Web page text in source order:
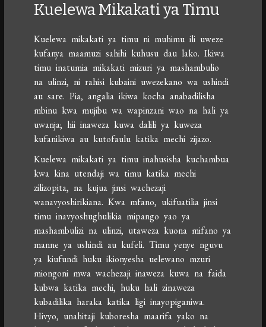
Kuelewa Mikakati ya Timu
Kuelewa mikakati ya timu ni muhimu ili uweze
kufanya maamuzi sahihi kuhusu dau lako. Ikiwa
timu inatumia mikakati mizuri ya mashambulio
na ulinzi, ni rahisi kubaini uwezekano wa ushindi
au sare. Pia, angalia ikiwa kocha anabadilisha
mbinu kwa mujibu wa wapinzani wao na hali ya
uwanja; hii inaweza kuwa dalili ya kuweza
kufanikiwa au kutofaulu katika mechi zijazo.
Kuelewa mikakati ya timu inahusisha kuchambua
kwa kina utendaji wa timu katika mechi
zilizopita, na kujua jinsi wachezaji
wanavyoshirikiana. Kwa mfano, ukifuatilia jinsi
timu inavyoshughulikia mipango yao ya
mashambulizi na ulinzi, utaweza kuona mifano ya
manne ya ushindi au kufeli. Timu yenye nguvu
ya kiufundi huku ikionyesha uelewano mzuri
miongoni mwa wachezaji inaweza kuwa na faida
kubwa katika mechi, huku hali zinaweza
kubadilika haraka katika ligi inayopiganiwa.
Hivyo, unahitaji kuboresha maarifa yako na